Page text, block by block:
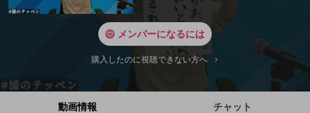
メンバーになるには
購入したのに視聴できない方へ
動画情報 チャット